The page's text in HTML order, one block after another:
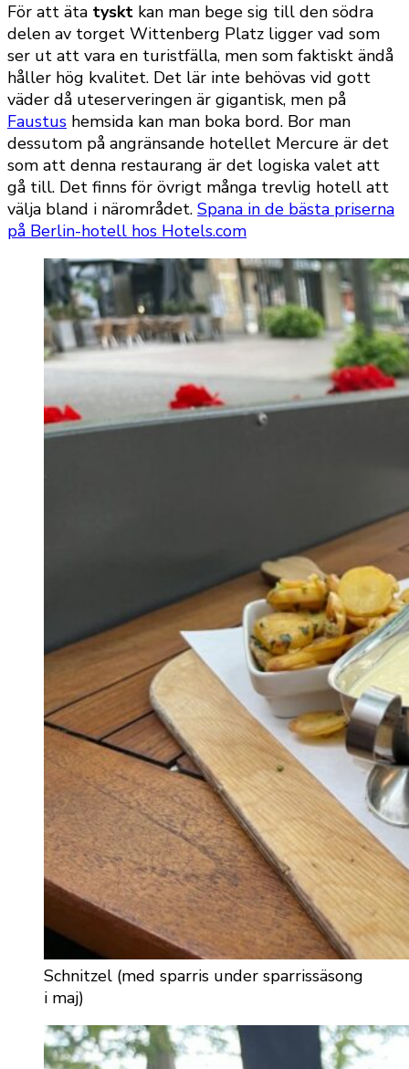
För att äta tyskt kan man bege sig till den södra
delen av torget Wittenberg Platz ligger vad som
ser ut att vara en turistfälla, men som faktiskt ändå
håller hög kvalitet. Det lär inte behövas vid gott
väder då uteserveringen är gigantisk, men på
Faustus hemsida kan man boka bord. Bor man
dessutom på angränsande hotellet Mercure är det
som att denna restaurang är det logiska valet att
gå till. Det finns för övrigt många trevlig hotell att
välja bland i närområdet. Spana in de bästa priserna
på Berlin-hotell hos Hotels.com
Schnitzel (med sparris under sparrissäsong
i maj)